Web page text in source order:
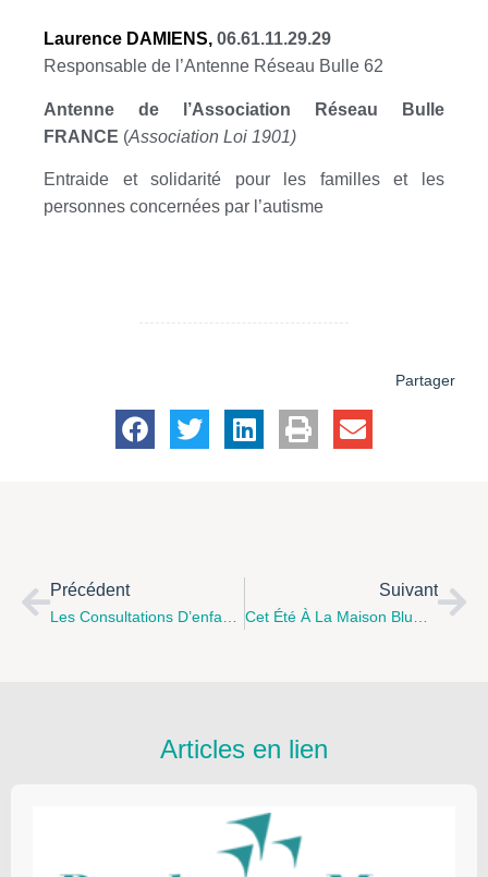
Laurence DAMIENS, 06.61.11.29.29
Responsable de l’Antenne Réseau Bulle 62
Antenne de l’Association Réseau Bulle
FRANCE (Association Loi 1901)
Entraide et solidarité pour les familles et les
personnes concernées par l’autisme
Partager
Précédent
Les Consultations D’enfants Et Animations Parentalité De La MDS De L’Arrageois Pour Le Site Arras Sud.
Suivant
Cet Été À La Maison Blum, Arras Ouest…
Articles en lien